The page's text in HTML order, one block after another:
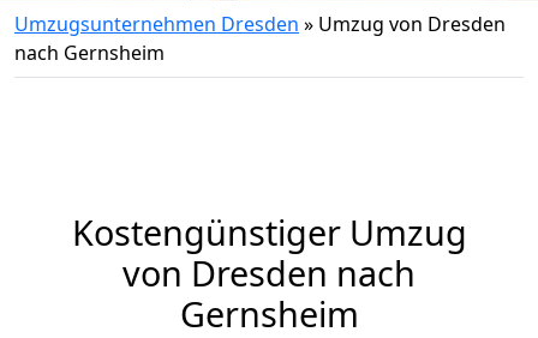
Umzugsunternehmen Dresden » Umzug von Dresden
nach Gernsheim
Kostengünstiger Umzug
von Dresden nach
Gernsheim